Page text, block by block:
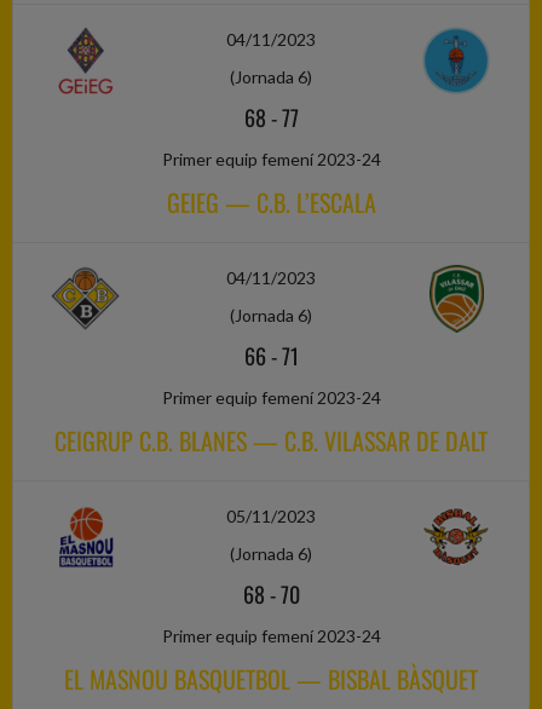
04/11/2023
(Jornada 6)
68-77
Primer equip femení 2023-24
GEIEG — C.B. L’ESCALA
04/11/2023
(Jornada 6)
66-71
Primer equip femení 2023-24
CEIGRUP C.B. BLANES — C.B. VILASSAR DE DALT
05/11/2023
(Jornada 6)
68-70
Primer equip femení 2023-24
EL MASNOU BASQUETBOL — BISBAL BÀSQUET